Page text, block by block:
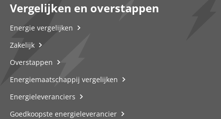
Vergelijken en overstappen
Energie vergelijken
Zakelijk
Overstappen
Energiemaatschappij vergelijken
Energieleveranciers
Goedkoopste energieleverancier